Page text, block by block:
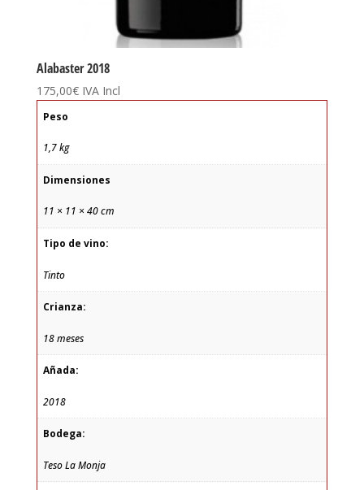
Alabaster 2018
175,00€ IVA Incl
Peso
1,7 kg
Dimensiones
11 × 11 × 40 cm
Tipo de vino:
Tinto
Crianza:
18 meses
Añada:
2018
Bodega:
Teso La Monja